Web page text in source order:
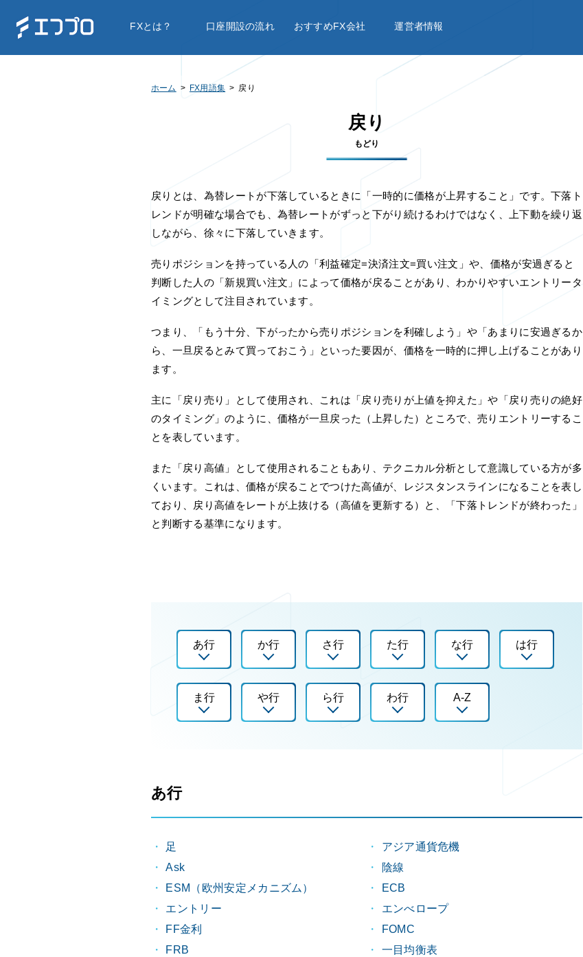
FXとは？ 口座開設の流れ おすすめFX会社 運営者情報
ホーム FX用語集 戻り
戻り
もどり
戻りとは、為替レートが下落しているときに「一時的に価格が上昇すること」です。下落ト
レンドが明確な場合でも、為替レートがずっと下がり続けるわけではなく、上下動を繰り返
しながら、徐々に下落していきます。
売りポジションを持っている人の「利益確定=決済注文=買い注文」や、価格が安過ぎると
判断した人の「新規買い注文」によって価格が戻ることがあり、わかりやすいエントリータ
イミングとして注目されています。
つまり、「もう十分、下がったから売りポジションを利確しよう」や「あまりに安過ぎるか
ら、一旦戻るとみて買っておこう」といった要因が、価格を一時的に押し上げることがあり
ます。
主に「戻り売り」として使用され、これは「戻り売りが上値を抑えた」や「戻り売りの絶好
のタイミング」のように、価格が一旦戻った（上昇した）ところで、売りエントリーするこ
とを表しています。
また「戻り高値」として使用されることもあり、テクニカル分析として意識している方が多
くいます。これは、価格が戻ることでつけた高値が、レジスタンスラインになることを表し
ており、戻り高値をレートが上抜ける（高値を更新する）と、「下落トレンドが終わった」
と判断する基準になります。
あ行 か行 さ行 た行 な行 は行
ま行 や行 ら行 わ行 A-Z
あ行
足
アジア通貨危機
Ask
陰線
ESM（欧州安定メカニズム）
ECB
エントリー
エンべロープ
FF金利
FOMC
FRB
一目均衡表